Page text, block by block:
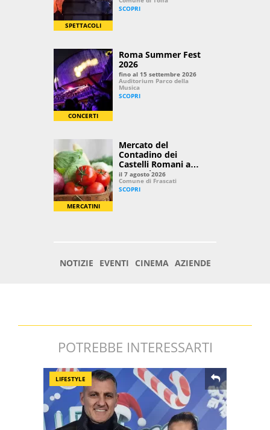
POTREBBE INTERESSARTI
LIFESTYLE